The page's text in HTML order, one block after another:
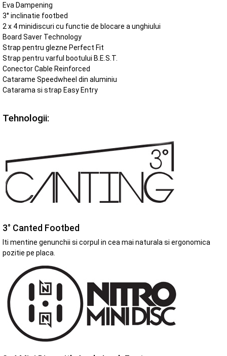
Eva Dampening
3° inclinatie footbed
2 x 4 minidiscuri cu functie de blocare a unghiului
Board Saver Technology
Strap pentru glezne Perfect Fit
Strap pentru varful bootului B.E.S.T.
Conector Cable Reinforced
Catarame Speedwheel din aluminiu
Catarama si strap Easy Entry
Tehnologii:
3° Canted Footbed
Iti mentine genunchii si corpul in cea mai naturala si ergonomica
pozitie pe placa.